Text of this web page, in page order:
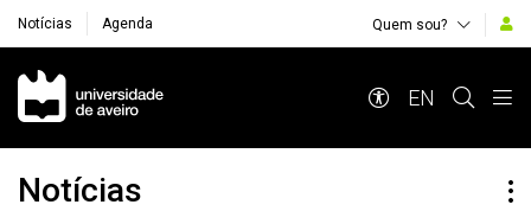
Notícias Agenda Quem sou?
Navegação Principal
EN
Notícias